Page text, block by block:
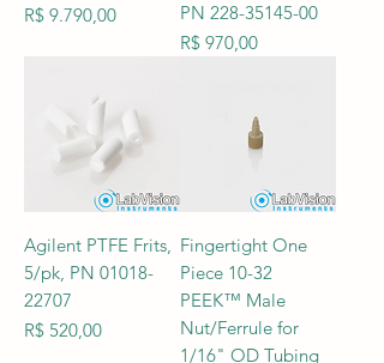
Preço
R$ 9.790,00
PN 228-35145-00
Preço
R$ 970,00
Agilent PTFE Frits,
5/pk, PN 01018-
22707
Preço
R$ 520,00
Fingertight One
Piece 10-32
PEEK™ Male
Nut/Ferrule for
1/16" OD Tubing